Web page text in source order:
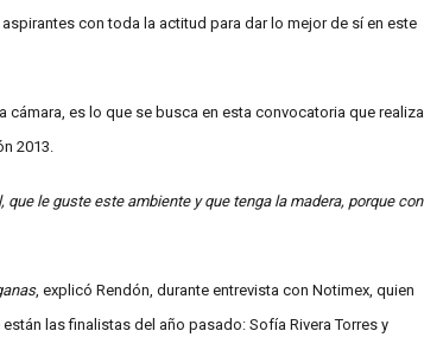
con toda la actitud para dar lo mejor de sí en este
es lo que se busca en esta convocatoria que realiza
2013.
le guste este ambiente y que tenga la madera, porque con
, explicó Rendón, durante entrevista con Notimex, quien
las finalistas del año pasado: Sofía Rivera Torres y